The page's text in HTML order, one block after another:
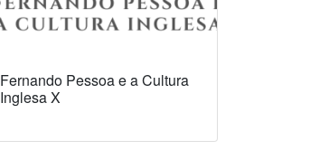
Fernando Pessoa e a Cultura
Inglesa X